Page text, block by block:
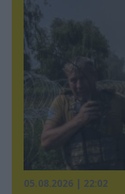
05.08.2026 | 22:02